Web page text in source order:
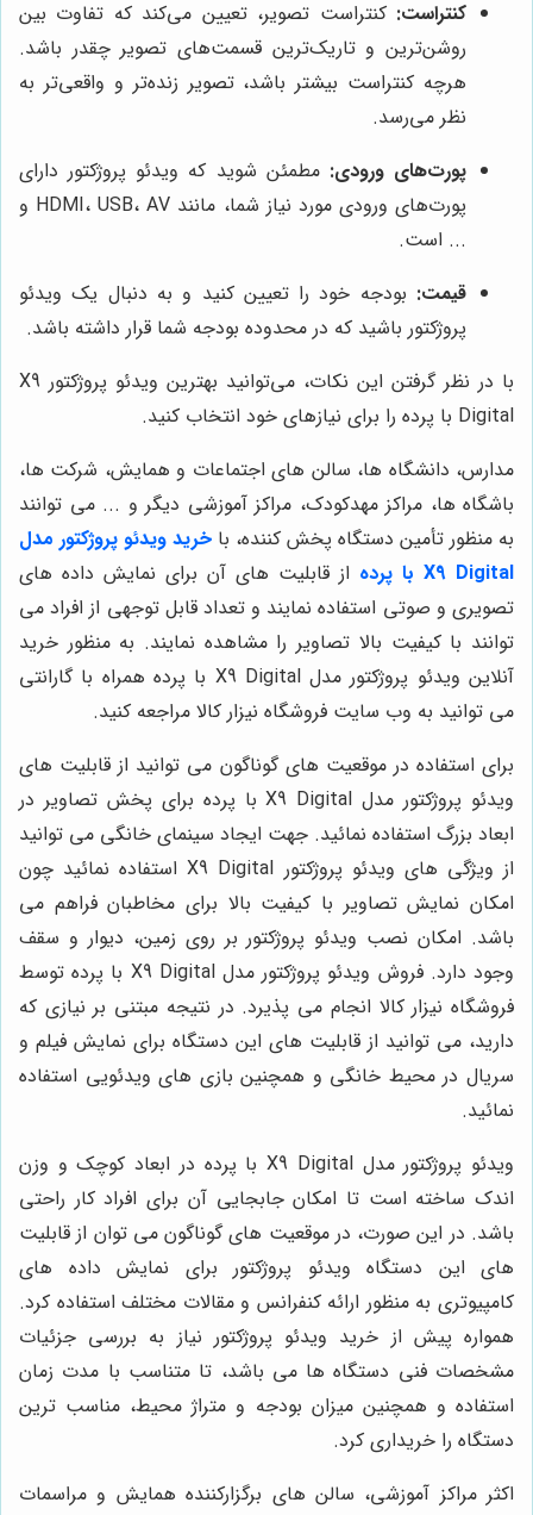
کنتراست: کنتراست تصویر، تعیین می‌کند که تفاوت بین
روشن‌ترین و تاریک‌ترین قسمت‌های تصویر چقدر باشد.
هرچه کنتراست بیشتر باشد، تصویر زنده‌تر و واقعی‌تر به
نظر می‌رسد.
پورت‌های ورودی: مطمئن شوید که ویدئو پروژکتور دارای
پورت‌های ورودی مورد نیاز شما، مانند HDMI، USB، AV و
... است.
قیمت: بودجه خود را تعیین کنید و به دنبال یک ویدئو
پروژکتور باشید که در محدوده بودجه شما قرار داشته باشد.
با در نظر گرفتن این نکات، می‌توانید بهترین ویدئو پروژکتور X9
Digital با پرده را برای نیازهای خود انتخاب کنید.
مدارس، دانشگاه ها، سالن های اجتماعات و همایش، شرکت ها،
باشگاه ها، مراکز مهدکودک، مراکز آموزشی دیگر و ... می توانند
به منظور تأمین دستگاه پخش کننده، با خرید ویدئو پروژکتور مدل
X9 Digital با پرده
از قابلیت های آن برای نمایش داده های
تصویری و صوتی استفاده نمایند و تعداد قابل توجهی از افراد می
توانند با کیفیت بالا تصاویر را مشاهده نمایند. به منظور خرید
آنلاین ویدئو پروژکتور مدل X9 Digital با پرده همراه با گارانتی
می توانید به وب سایت فروشگاه نیزار کالا مراجعه کنید.
برای استفاده در موقعیت های گوناگون می توانید از قابلیت های
ویدئو پروژکتور مدل X9 Digital با پرده برای پخش تصاویر در
ابعاد بزرگ استفاده نمائید. جهت ایجاد سینمای خانگی می توانید
از ویژگی های ویدئو پروژکتور X9 Digital استفاده نمائید چون
امکان نمایش تصاویر با کیفیت بالا برای مخاطبان فراهم می
باشد. امکان نصب ویدئو پروژکتور بر روی زمین، دیوار و سقف
وجود دارد. فروش ویدئو پروژکتور مدل X9 Digital با پرده توسط
فروشگاه نیزار کالا انجام می پذیرد. در نتیجه مبتنی بر نیازی که
دارید، می توانید از قابلیت های این دستگاه برای نمایش فیلم و
سریال در محیط خانگی و همچنین بازی های ویدئویی استفاده
نمائید.
ویدئو پروژکتور مدل X9 Digital با پرده در ابعاد کوچک و وزن
اندک ساخته است تا امکان جابجایی آن برای افراد کار راحتی
باشد. در این صورت، در موقعیت های گوناگون می توان از قابلیت
های این دستگاه ویدئو پروژکتور برای نمایش داده های
کامپیوتری به منظور ارائه کنفرانس و مقالات مختلف استفاده کرد.
همواره پیش از خرید ویدئو پروژکتور نیاز به بررسی جزئیات
مشخصات فنی دستگاه ها می باشد، تا متناسب با مدت زمان
استفاده و همچنین میزان بودجه و متراژ محیط، مناسب ترین
دستگاه را خریداری کرد.
اکثر مراکز آموزشی، سالن های برگزارکننده همایش و مراسمات